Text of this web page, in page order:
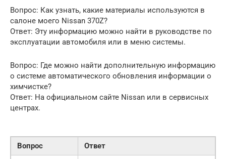
Вопрос: Как узнать, какие материалы используются в
салоне моего Nissan 370Z?
Ответ: Эту информацию можно найти в руководстве по
эксплуатации автомобиля или в меню системы.
Вопрос: Где можно найти дополнительную информацию
о системе автоматического обновления информации о
химчистке?
Ответ: На официальном сайте Nissan или в сервисных
центрах.
Вопрос Ответ